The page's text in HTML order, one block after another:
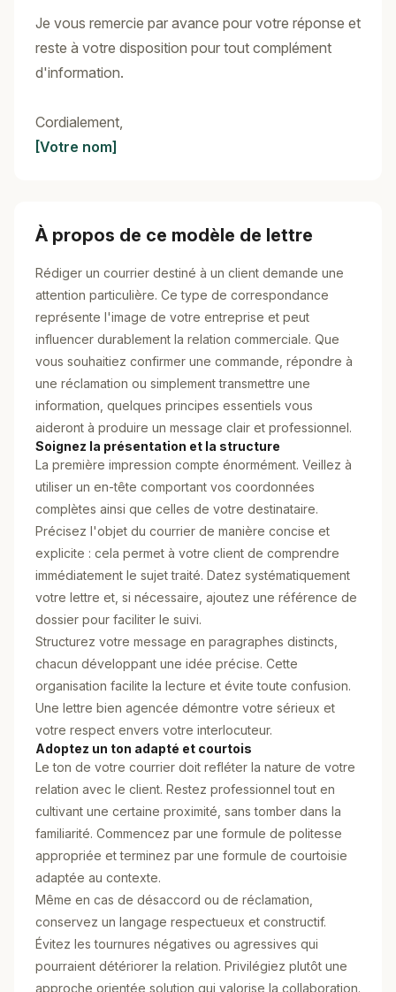
Je vous remercie par avance pour votre réponse et
reste à votre disposition pour tout complément
d'information.
Cordialement,
[Votre nom]
À propos de ce modèle de lettre
Rédiger un courrier destiné à un client demande une
attention particulière. Ce type de correspondance
représente l'image de votre entreprise et peut
influencer durablement la relation commerciale. Que
vous souhaitiez confirmer une commande, répondre à
une réclamation ou simplement transmettre une
information, quelques principes essentiels vous
aideront à produire un message clair et professionnel.
Soignez la présentation et la structure
La première impression compte énormément. Veillez à
utiliser un en-tête comportant vos coordonnées
complètes ainsi que celles de votre destinataire.
Précisez l'objet du courrier de manière concise et
explicite : cela permet à votre client de comprendre
immédiatement le sujet traité. Datez systématiquement
votre lettre et, si nécessaire, ajoutez une référence de
dossier pour faciliter le suivi.
Structurez votre message en paragraphes distincts,
chacun développant une idée précise. Cette
organisation facilite la lecture et évite toute confusion.
Une lettre bien agencée démontre votre sérieux et
votre respect envers votre interlocuteur.
Adoptez un ton adapté et courtois
Le ton de votre courrier doit refléter la nature de votre
relation avec le client. Restez professionnel tout en
cultivant une certaine proximité, sans tomber dans la
familiarité. Commencez par une formule de politesse
appropriée et terminez par une formule de courtoisie
adaptée au contexte.
Même en cas de désaccord ou de réclamation,
conservez un langage respectueux et constructif.
Évitez les tournures négatives ou agressives qui
pourraient détériorer la relation. Privilégiez plutôt une
approche orientée solution qui valorise la collaboration.